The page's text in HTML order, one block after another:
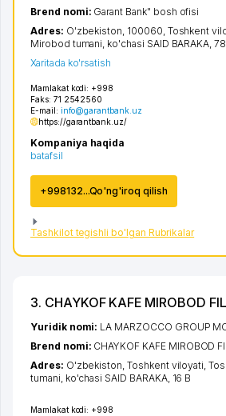
Mamlakat kodi: +998
Faks: 71 2542560
E-mail: info@garantbank.uz
https://garantbank.uz/
Kompaniya haqida
batafsil
+998132...Qo'ng'iroq qilish
Tashkilot tegishli bo'lgan Rubrikalar
Brend nomi: Garant Bank" bosh ofisi
Adres: O'zbekiston, 100060, Toshkent
Mirobod tumani, ko'chasi SAID BARAKA, 78
Xaritada ko'rsatish
3. CHAYKOF KAFE MIROBOD
Mamlakat kodi: +998
Yuridik nomi: LA MARZOСCO GROUP
Brend nomi: CHAYKOF KAFE MIROBOD
Adres: O'zbekiston,Toshkent viloyati,
tumani, ko'chasi SAID BARAKA, 16 B